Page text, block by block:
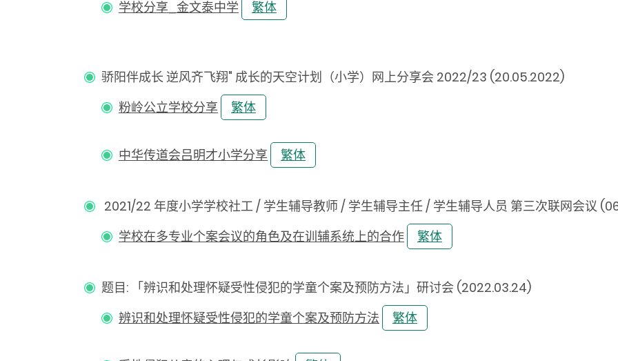
学校分享_金文泰中学 繁体
骄阳伴成长 逆风齐飞翔" 成长的天空计划（小学）网上分享会 2022/23 (20.05.2022)
粉岭公立学校分享
繁体
中华传道会吕明才小学分享 繁体
2021/22 年度小学学校社工 / 学生辅导教师 / 学生辅导主任 / 学生辅导人员 第三次联网会议
学校在多专业个案会议的角色及在训辅系统上的合作
繁体
题目: 「辨识和处理怀疑受性侵犯的学童个案及预防方法」研讨会 (2022.03.24)
辨识和处理怀疑受性侵犯的学童个案及预防方法
繁体